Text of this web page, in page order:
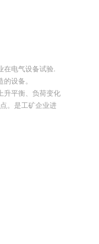
在电气设备试验.
设备。
升平衡、负荷变化
。是工矿企业进